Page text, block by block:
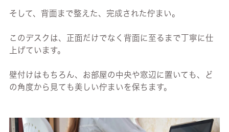
そして、背面まで整えた、完成された佇まい。
このデスクは、正面だけでなく背面に至るまで丁寧に仕
上げています。
壁付けはもちろん、お部屋の中央や窓辺に置いても、ど
の角度から見ても美しい佇まいを保ちます。